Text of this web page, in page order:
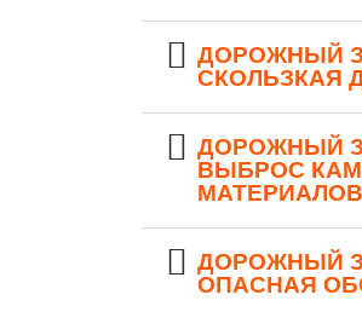
ДОРОЖНЫЙ
СКОЛЬЗКАЯ
ДОРОЖНЫЙ
ВЫБРОС
МАТЕРИАЛОВ
ДОРОЖНЫЙ
ОПАСНАЯ